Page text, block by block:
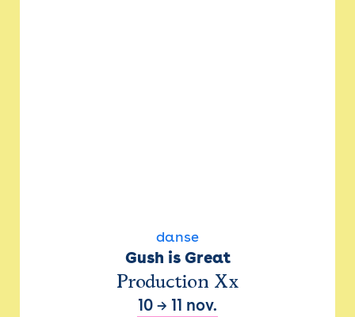
danse
Gush is Great
Production Xx
10 → 11 nov.